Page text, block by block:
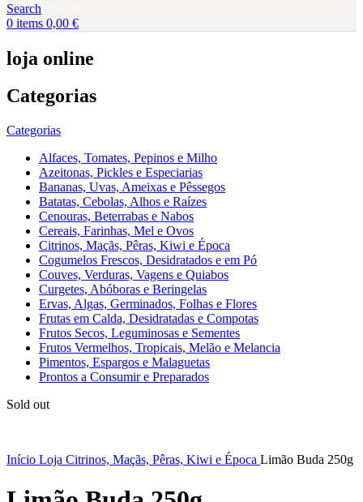
Search
0 items 0,00 €
loja online
Categorias
Categorias
Alfaces, Tomates, Pepinos e Milho
Azeitonas, Pickles e Especiarias
Bananas, Uvas, Ameixas e Pêssegos
Batatas, Cebolas, Alhos e Raízes
Cenouras, Beterrabas e Nabos
Cereais, Farinhas, Mel e Ovos
Citrinos, Maçãs, Pêras, Kiwi e Época
Cogumelos Frescos, Desidratados e em Pó
Couves, Verduras, Vagens e Quiabos
Curgetes, Abóboras e Beringelas
Ervas, Algas, Germinados, Folhas e Flores
Frutas em Calda, Desidratadas e Compotas
Frutos Secos, Leguminosas e Sementes
Frutos Vermelhos, Tropicais, Melão e Melancia
Pimentos, Espargos e Malaguetas
Prontos a Consumir e Preparados
Sold out
Início Loja Citrinos, Maçãs, Pêras, Kiwi e Época Limão Buda 250g